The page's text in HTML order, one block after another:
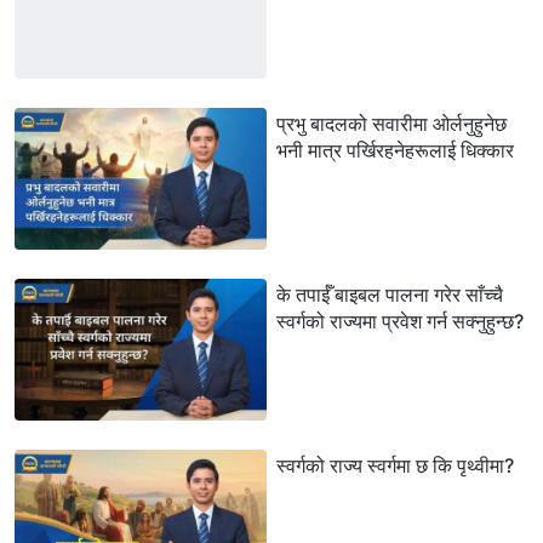
प्रभु बादलको सवारीमा ओर्लनुहुनेछ
भनी मात्र पर्खिरहनेहरूलाई धिक्कार
के तपाईँ बाइबल पालना गरेर साँच्चै
स्वर्गको राज्यमा प्रवेश गर्न सक्नुहुन्छ?
स्वर्गको राज्य स्वर्गमा छ कि पृथ्वीमा?